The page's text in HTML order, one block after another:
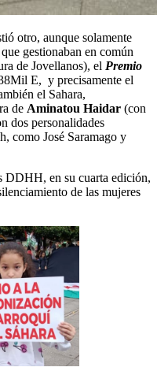
otro, aunque solamente
gestionaban en común
de Jovellanos), el Premio
E, y precisamente el
el Sahara,
de Aminatou Haidar (con
dos personalidades
como José Saramago y
DDHH, en su cuarta edición,
de las mujeres